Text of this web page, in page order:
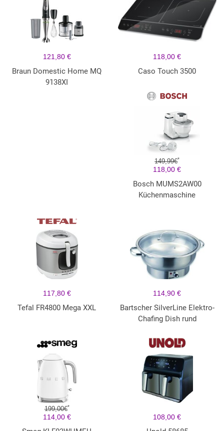
121,80 €
Braun Domestic Home MQ
9138XI
118,00 €
Caso Touch 3500
149,99€*
118,00 €
Bosch MUMS2AW00
Küchenmaschine
117,80 €
Tefal FR4800 Mega XXL
114,90 €
Bartscher SilverLine Elektro-
Chafing Dish rund
199,00€*
114,00 € 108,00 €